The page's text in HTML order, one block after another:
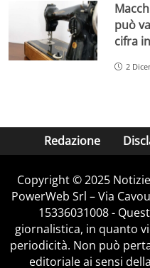
può
cifra
2
Redazione
Copyright © 2025
PowerWeb Srl – Via
15336031008 -
giornalistica, in quanto
periodicità. Non può
editoriale ai sensi